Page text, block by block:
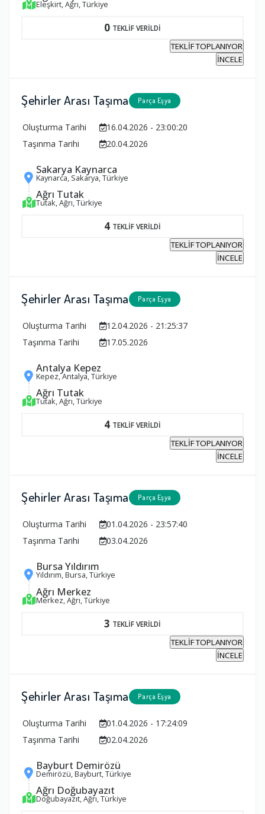
Eleşkirt, Ağrı, Türkiye
0 TEKLİF VERİLDİ
TEKLİF TOPLANIYOR
İNCELE
Şehirler Arası Taşıma Parça Eşya
Oluşturma Tarihi
16.04.2026 - 23:00:20
Taşınma Tarihi
20.04.2026
Sakarya Kaynarca
Kaynarca, Sakarya, Türkiye
Ağrı Tutak
Tutak, Ağrı, Türkiye
4 TEKLİF VERİLDİ
TEKLİF TOPLANIYOR
İNCELE
Şehirler Arası Taşıma Parça Eşya
Oluşturma Tarihi
12.04.2026 - 21:25:37
Taşınma Tarihi
17.05.2026
Antalya Kepez
Kepez, Antalya, Türkiye
Ağrı Tutak
Tutak, Ağrı, Türkiye
4 TEKLİF VERİLDİ
TEKLİF TOPLANIYOR
İNCELE
Şehirler Arası Taşıma Parça Eşya
Oluşturma Tarihi
01.04.2026 - 23:57:40
Taşınma Tarihi
03.04.2026
Bursa Yıldırım
Yıldırım, Bursa, Türkiye
Ağrı Merkez
Merkez, Ağrı, Türkiye
3 TEKLİF VERİLDİ
TEKLİF TOPLANIYOR
İNCELE
Şehirler Arası Taşıma Parça Eşya
Oluşturma Tarihi
01.04.2026 - 17:24:09
Taşınma Tarihi
02.04.2026
Bayburt Demirözü
Demirözü, Bayburt, Türkiye
Ağrı Doğubayazıt
Doğubayazıt, Ağrı, Türkiye